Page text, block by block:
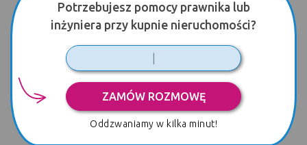
Potrzebujesz pomocy prawnika lub
inżyniera przy kupnie nieruchomości?
ZAMÓW ROZMOWĘ
Oddzwaniamy w kilka minut!